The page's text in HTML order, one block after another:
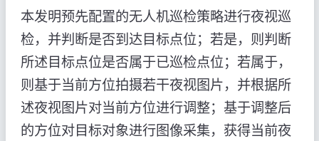
本发明预先配置的无人机巡检策略进行夜视巡
检，并判断是否到达目标点位；若是，则判断
所述目标点位是否属于已巡检点位；若属于，
则基于当前方位拍摄若干夜视图片，并根据所
述夜视图片对当前方位进行调整；基于调整后
的方位对目标对象进行图像采集，获得当前夜